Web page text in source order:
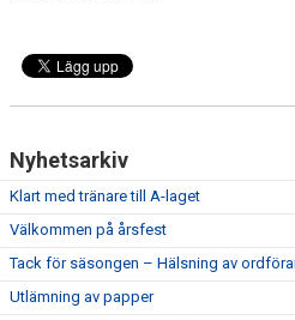
Nyhetsarkiv
Klart med tränare till A-laget
Välkommen på årsfest
Tack för säsongen – Hälsning av
Utlämning av papper